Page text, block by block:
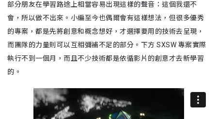
部分朋友在學習路途上相當容易出現這樣的聲音：這個我還不
會，所以做不出來。小編至今也偶爾會有這樣想法，但很多優秀
的專案，都是先將創意和概念想好，才選擇要用的技術去呈現，
而團隊的力量則可以互相彌補不足的部分。下方 SXSW 專案實際
執行不到一個月，而且不少技術都是依循影片的創意才去新學習
的。